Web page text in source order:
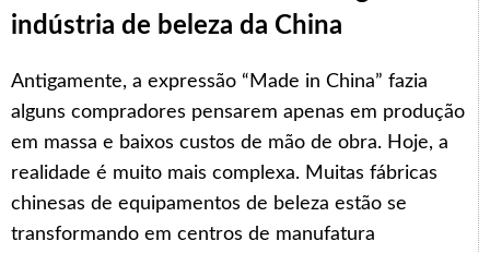
indústria de beleza da China
Antigamente, a expressão “Made in China” fazia
alguns compradores pensarem apenas em produção
em massa e baixos custos de mão de obra. Hoje, a
realidade é muito mais complexa. Muitas fábricas
chinesas de equipamentos de beleza estão se
transformando em centros de manufatura